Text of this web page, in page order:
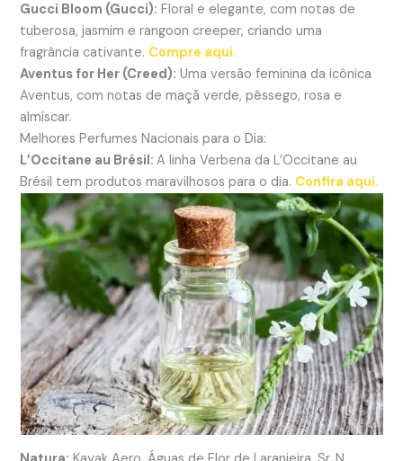
Gucci Bloom (Gucci): Floral e elegante, com notas de
tuberosa, jasmim e rangoon creeper, criando uma
fragrância cativante. Compre aqui.
Aventus for Her (Creed): Uma versão feminina da icônica
Aventus, com notas de maçã verde, pêssego, rosa e
almíscar.
Melhores Perfumes Nacionais para o Dia:
L’Occitane au Brésil:A linha Verbena da L’Occitane au
Brésil tem produtos maravilhosos para o dia. Confira aqui.